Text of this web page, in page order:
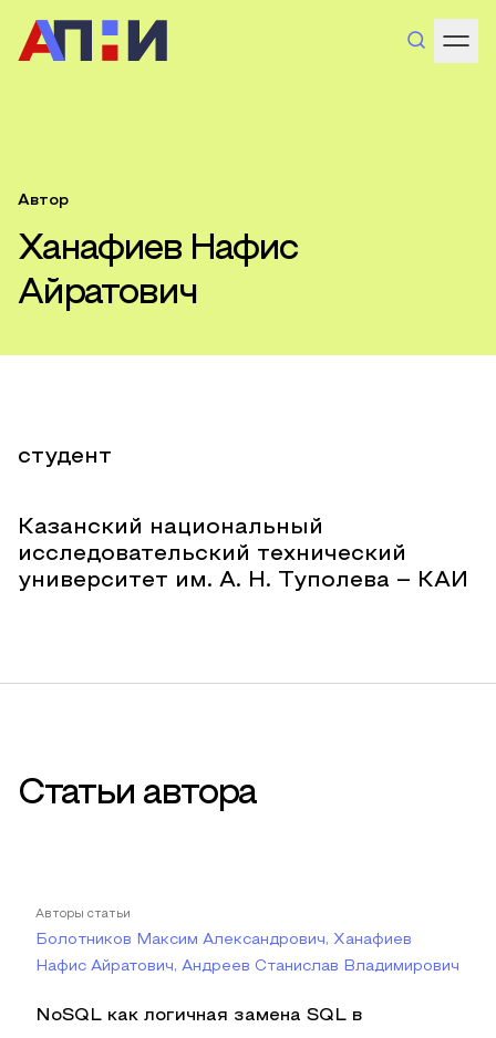
Автор
Ханафиев Нафис
Айратович
студент
Казанский национальный
исследовательский технический
университет им. А. Н. Туполева – КАИ
Статьи автора
Авторы статьи
Болотников Максим Александрович, Ханафиев
Нафис Айратович, Андреев Станислав Владимирович
NoSQL как логичная замена SQL в